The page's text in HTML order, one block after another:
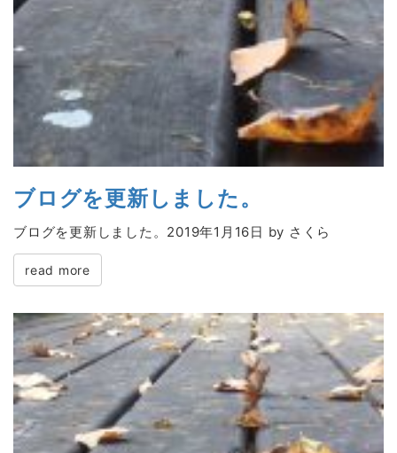
ブログを更新しました。
ブログを更新しました。2019年1月16日 by さくら
read more